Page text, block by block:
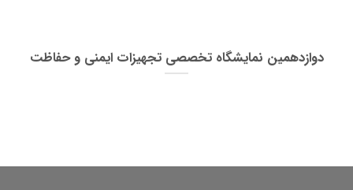
دوازدهمین نمایشگاه تخصصی تجهیزات ایمنی و حفاظت